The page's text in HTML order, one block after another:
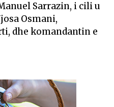
Sarrazin, i cili u
Osmani,
dhe komandantin e